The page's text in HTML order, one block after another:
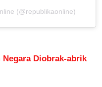
(@republikaonline)
Negara Diobrak-abrik